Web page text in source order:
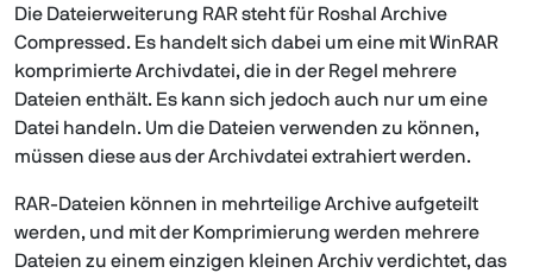
Die Dateierweiterung RAR steht für Roshal Archive
Compressed. Es handelt sich dabei um eine mit WinRAR
komprimierte Archivdatei, die in der Regel mehrere
Dateien enthält. Es kann sich jedoch auch nur um eine
Datei handeln. Um die Dateien verwenden zu können,
müssen diese aus der Archivdatei extrahiert werden.
RAR-Dateien können in mehrteilige Archive aufgeteilt
werden, und mit der Komprimierung werden mehrere
Dateien zu einem einzigen kleinen Archiv verdichtet, das